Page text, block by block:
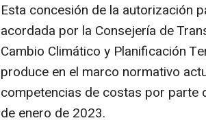
Esta concesión de la autorización
acordada por la Consejería de
Cambio Climático y Planificación
produce en el marco normativo
competencias de costas por parte
de enero de 2023.